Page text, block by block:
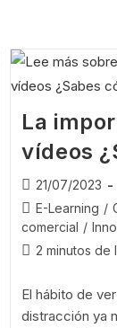
La
vídeos
21/07/2023
E-Learning /
comercial /
2 minutos de
El hábito de
distracción ya